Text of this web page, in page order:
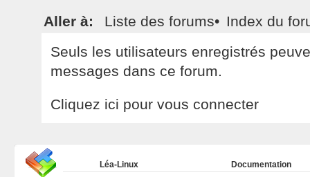
Aller à: Liste des forums• Index du
Seuls les utilisateurs enregistrés
messages dans ce forum.
Cliquez ici pour vous connecter
Léa-Linux
Documentation